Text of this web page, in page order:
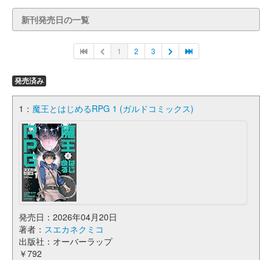
新刊発売日の一覧
1 2 3
発売済み
1： 魔王とはじめるRPG 1 (ガルドコミックス)
発売日：2026年04月20日
著者： スエカネクミコ
出版社：オーバーラップ
￥792